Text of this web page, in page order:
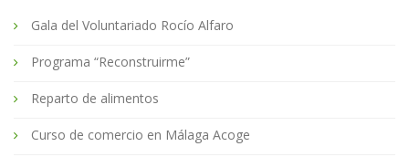
Gala del Voluntariado Rocío Alfaro
Programa “Reconstruirme”
Reparto de alimentos
Curso de comercio en Málaga Acoge